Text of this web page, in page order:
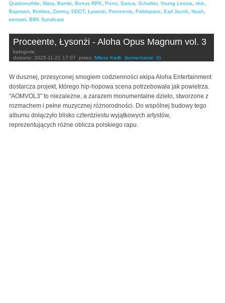
Quebonafide, Mata, Bambi, Bonus RPK, Pono, Sarius, Schafter, Young Leosia, vkie,
Bajorson, Brokies, Ziomcy, DDOT, Łysonżi, Proceente, Pablopavo, Earl Jacob, Noah,
eemzet, BBK Syndicate
Proceente, Łysonżi - Aloha Opus Magnum vol. 3
kategorie:
dodano: 2025-11-21 17:07 przez: Miłosz Kiełb (komentarze: 0)
W dusznej, przesyconej smogiem codzienności ekipa Aloha Entertainment
dostarcza projekt, którego hip-hopowa scena potrzebowała jak powietrza.
"AOMVOL3" to niezależne, a zarazem monumentalne dzieło, stworzone z
rozmachem i pełne muzycznej różnorodności. Do wspólnej budowy tego
albumu dołączyło blisko czterdziestu wyjątkowych artystów,
reprezentujących różne oblicza polskiego rapu.